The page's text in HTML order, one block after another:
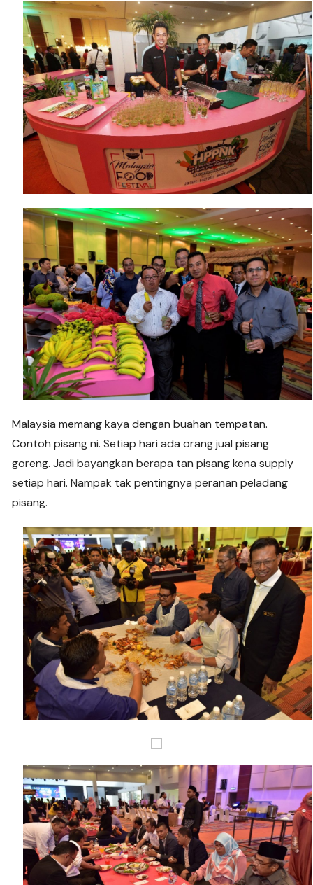
Malaysia memang kaya dengan buahan tempatan.
Contoh pisang ni. Setiap hari ada orang jual pisang
goreng. Jadi bayangkan berapa tan pisang kena supply
setiap hari. Nampak tak pentingnya peranan peladang
pisang.